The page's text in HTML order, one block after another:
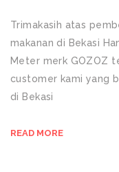
Trimakasih atas
makanan di Bekasi
Meter merk GOZOZ
customer kami yang
di Bekasi
READ MORE